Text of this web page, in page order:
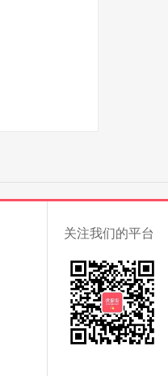
关注我们的平台